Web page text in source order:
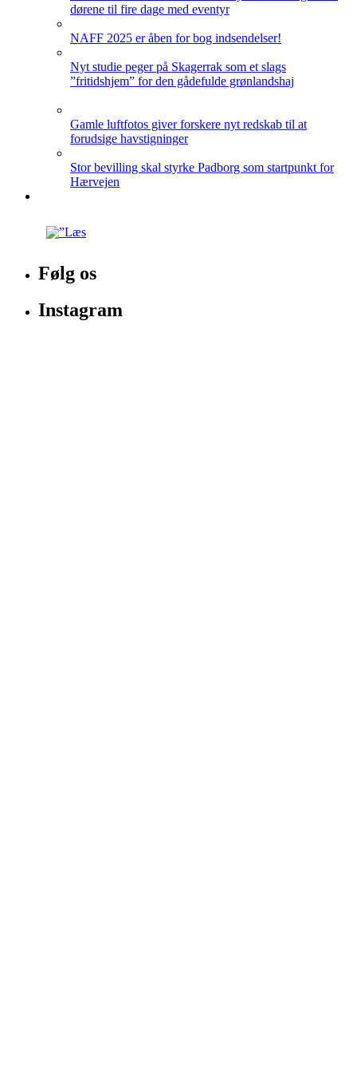
dørene til fire dage med eventyr
NAFF 2025 er åben for bog indsendelser!
Nyt studie peger på Skagerrak som et slags
”fritidshjem” for den gådefulde grønlandshaj
Gamle luftfotos giver forskere nyt redskab til at
forudsige havstigninger
Stor bevilling skal styrke Padborg som startpunkt for
Hærvejen
Følg os
Instagram